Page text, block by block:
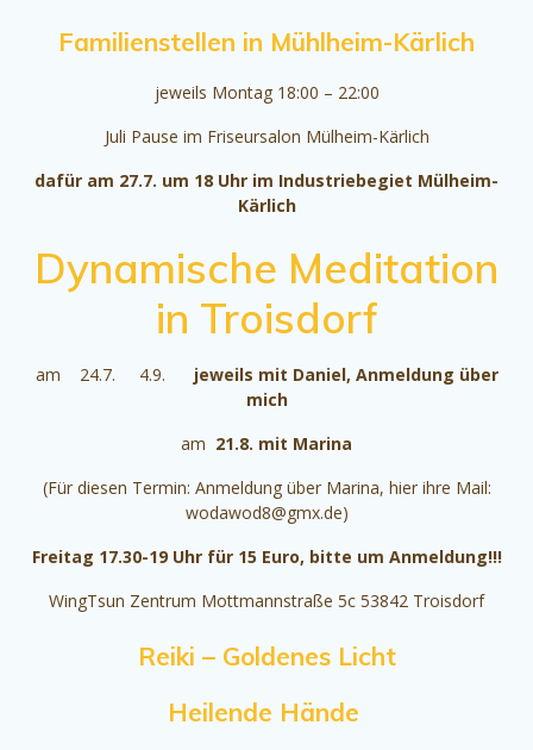
Familienstellen in Mühlheim-Kärlich
jeweils Montag 18:00 – 22:00
Juli Pause im Friseursalon Mülheim-Kärlich
dafür am 27.7. um 18 Uhr im Industriebegiet Mülheim-
Kärlich
Dynamische Meditation
in Troisdorf
am 24.7. 4.9. jeweils mit Daniel, Anmeldung über
mich
am 21.8. mit Marina
(Für diesen Termin: Anmeldung über Marina, hier ihre Mail:
wodawod8@gmx.de)
Freitag 17.30-19 Uhr für 15 Euro, bitte um Anmeldung!!!
WingTsun Zentrum Mottmannstraße 5c 53842 Troisdorf
Reiki – Goldenes Licht
Heilende Hände